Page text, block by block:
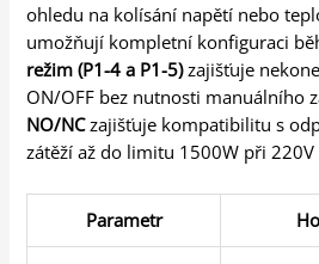
ohledu na kolísání napětí nebo
umožňují kompletní konfiguraci
režim (P1-4 a P1-5)zajišťuje
ON/OFF bez nutnosti manuálního
NO/NCzajišťuje kompatibilitu s
zátěží až do limitu 1500W při 220V
Parametr